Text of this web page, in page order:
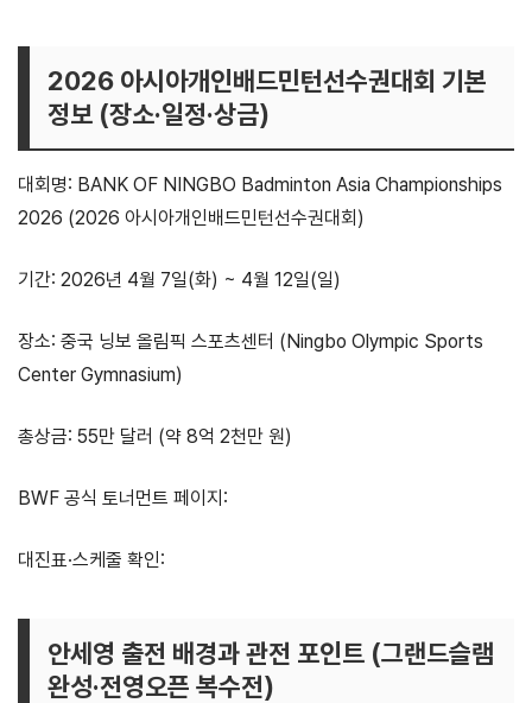
2026 아시아개인배드민턴선수권대회 기본
정보 (장소·일정·상금)
대회명: BANK OF NINGBO Badminton Asia Championships
2026 (2026 아시아개인배드민턴선수권대회)
기간: 2026년 4월 7일(화) ~ 4월 12일(일)
장소: 중국 닝보 올림픽 스포츠센터 (Ningbo Olympic Sports
Center Gymnasium)
총상금: 55만 달러 (약 8억 2천만 원)
BWF 공식 토너먼트 페이지:
대진표·스케줄 확인:
안세영 출전 배경과 관전 포인트 (그랜드슬램
완성·전영오픈 복수전)